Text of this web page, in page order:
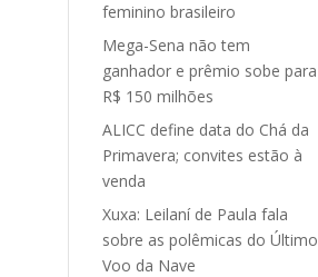
feminino brasileiro
Mega-Sena não tem
ganhador e prêmio sobe para
R$ 150 milhões
ALICC define data do Chá da
Primavera; convites estão à
venda
Xuxa: Leilaní de Paula fala
sobre as polêmicas do Último
Voo da Nave